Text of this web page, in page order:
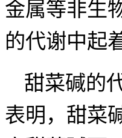
金属等非生
的代谢中起
甜菜碱的
表明，甜菜